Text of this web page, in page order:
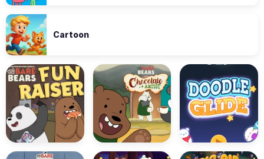
Cartoon